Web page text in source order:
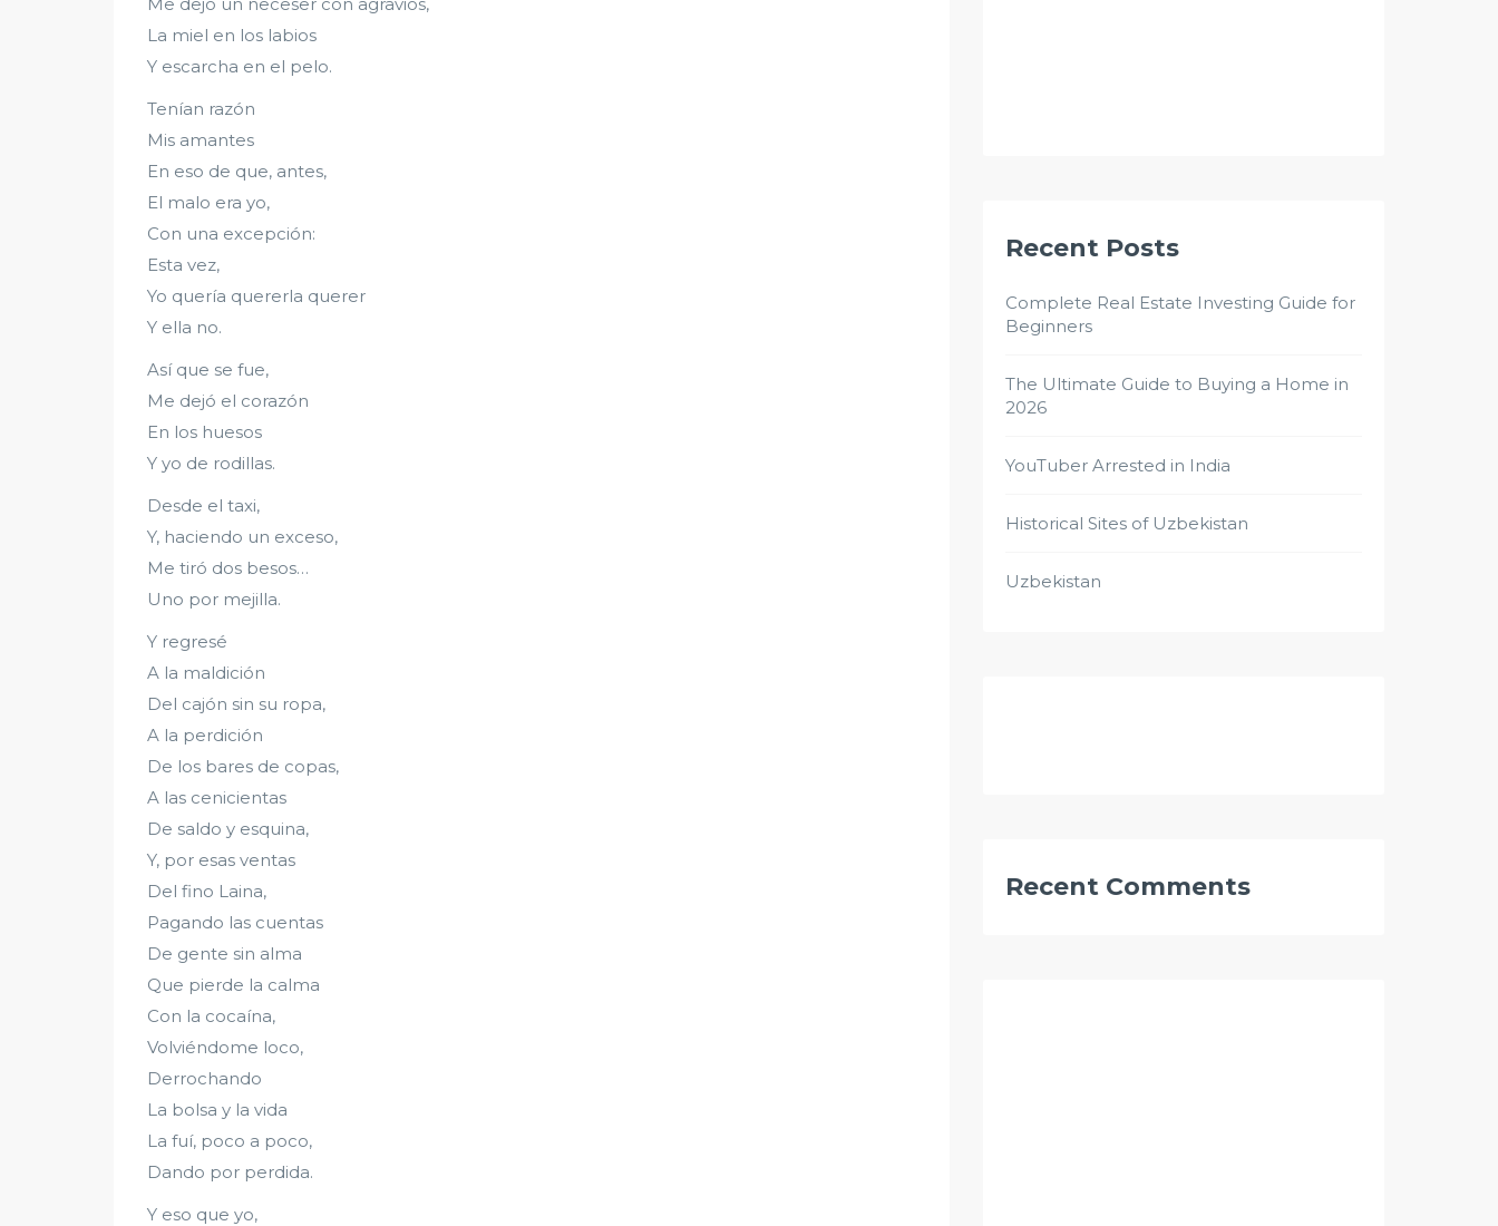
La miel en los labios
Y escarcha en el pelo.
Tenían razón
Mis amantes
En eso de que, antes,
El malo era yo,
Con una excepción:
Esta vez,
Yo quería quererla querer
Y ella no.
Así que se fue,
Me dejó el corazón
En los huesos
Y yo de rodillas.
Desde el taxi,
Y, haciendo un exceso,
Me tiró dos besos…
Uno por mejilla.
Y regresé
A la maldición
Del cajón sin su ropa,
A la perdición
De los bares de copas,
A las cenicientas
De saldo y esquina,
Y, por esas ventas
Del fino Laina,
Pagando las cuentas
De gente sin alma
Que pierde la calma
Con la cocaína,
Volviéndome loco,
Derrochando
La bolsa y la vida
La fuí, poco a poco,
Dando por perdida.
Y eso que yo,
Recent Posts
Complete Real Estate Investing Guide for
Beginners
The Ultimate Guide to Buying a Home in
2026
YouTuber Arrested in India
Historical Sites of Uzbekistan
Uzbekistan
Recent Comments